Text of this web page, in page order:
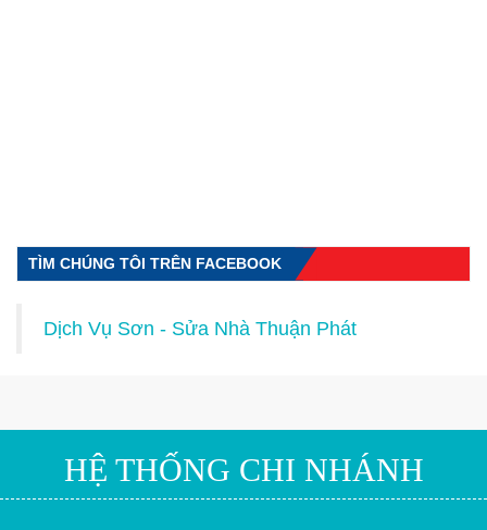
TÌM CHÚNG TÔI TRÊN FACEBOOK
Dịch Vụ Sơn - Sửa Nhà Thuận Phát
HỆ THỐNG CHI NHÁNH